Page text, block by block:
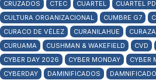
CRUZADOS
CTEC CUARTEL CUARTEL
CULTURA ORGANIZACIONAL
CUMBRE G7
CURACO DE VÉLEZ
CURANILAHUE
CURUAMA
CUSHMAN & WAKEFIELD CVD
CYBER DAY 2026
CYBER MONDAY
CYBER
CYBERDAY
DAMINIFICADOS